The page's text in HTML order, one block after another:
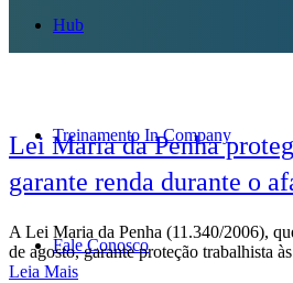
Hub
Treinamento In Company
Fale Conosco
Lei Maria da Penha
garante renda durante o
A Lei Maria da Penha (11.340/2006),
de agosto, garante proteção trabalhista
Leia Mais